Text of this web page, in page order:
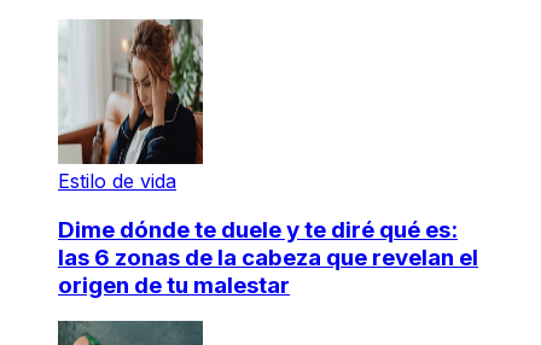
Estilo de vida
Dime dónde te duele y te diré qué es:
las 6 zonas de la cabeza que revelan el
origen de tu malestar